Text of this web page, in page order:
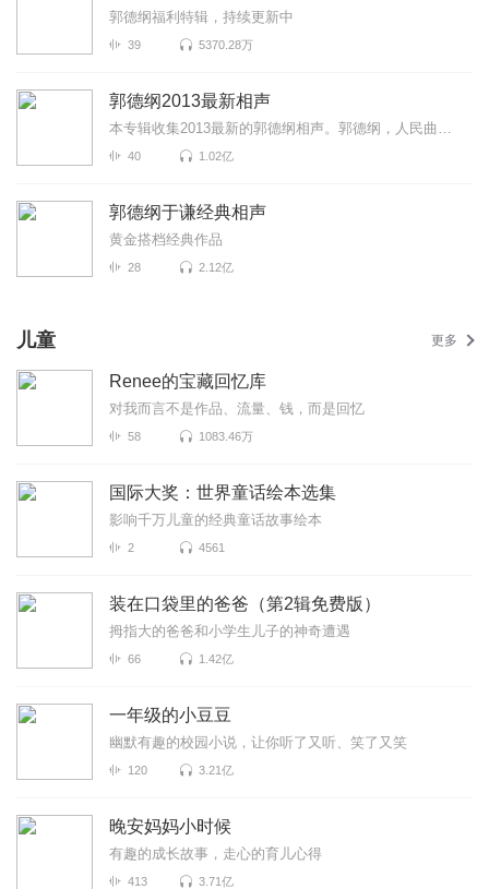
郭德纲福利特辑，持续更新中
39 5370.28万
郭德纲2013最新相声
本专辑收集2013最新的郭德纲相声。郭德纲，人民曲艺艺术家、相声和电视剧演员、电视脱口秀主持人。1973...
40 1.02亿
郭德纲于谦经典相声
黄金搭档经典作品
28 2.12亿
儿童 更多
Renee的宝藏回忆库
对我而言不是作品、流量、钱，而是回忆
58 1083.46万
国际大奖：世界童话绘本选集
影响千万儿童的经典童话故事绘本
2 4561
装在口袋里的爸爸（第2辑免费版）
拇指大的爸爸和小学生儿子的神奇遭遇
66 1.42亿
一年级的小豆豆
幽默有趣的校园小说，让你听了又听、笑了又笑
120 3.21亿
晚安妈妈小时候
有趣的成长故事，走心的育儿心得
413 3.71亿